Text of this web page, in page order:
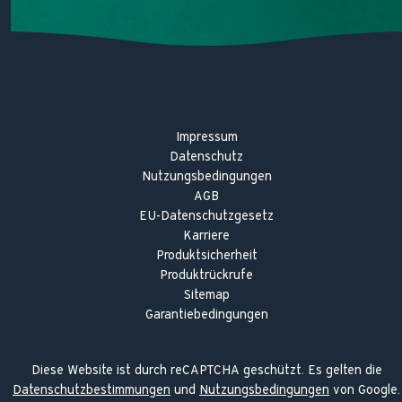
Impressum
Datenschutz
Nutzungsbedingungen
AGB
EU-Datenschutzgesetz
Karriere
Produktsicherheit
Produktrückrufe
Sitemap
Garantiebedingungen
Diese Website ist durch reCAPTCHA geschützt. Es gelten die
Datenschutzbestimmungen und Nutzungsbedingungen von Google.